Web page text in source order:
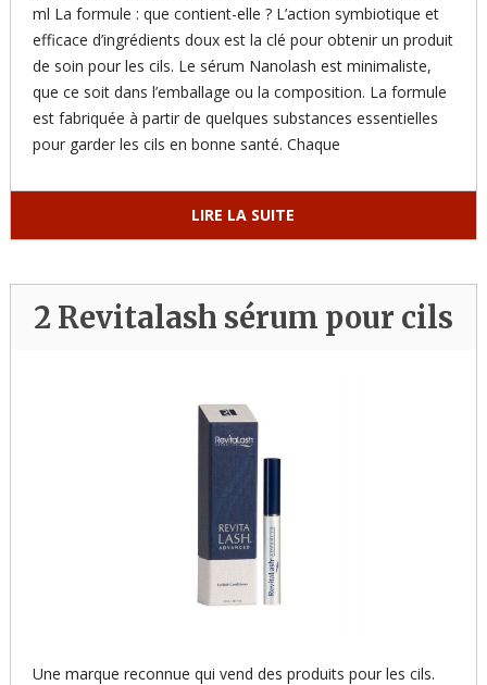
ml La formule : que contient-elle ? L’action symbiotique et
efficace d’ingrédients doux est la clé pour obtenir un produit
de soin pour les cils. Le sérum Nanolash est minimaliste,
que ce soit dans l’emballage ou la composition. La formule
est fabriquée à partir de quelques substances essentielles
pour garder les cils en bonne santé. Chaque
LIRE LA SUITE
2 Revitalash sérum pour cils
Une marque reconnue qui vend des produits pour les cils.